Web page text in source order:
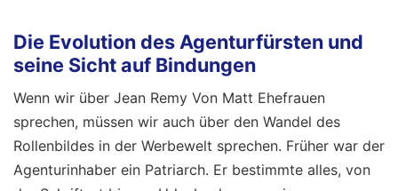
Die Evolution des Agenturfürsten und
seine Sicht auf Bindungen
Wenn wir über Jean Remy Von Matt Ehefrauen
sprechen, müssen wir auch über den Wandel des
Rollenbildes in der Werbewelt sprechen. Früher war der
Agenturinhaber ein Patriarch. Er bestimmte alles, von